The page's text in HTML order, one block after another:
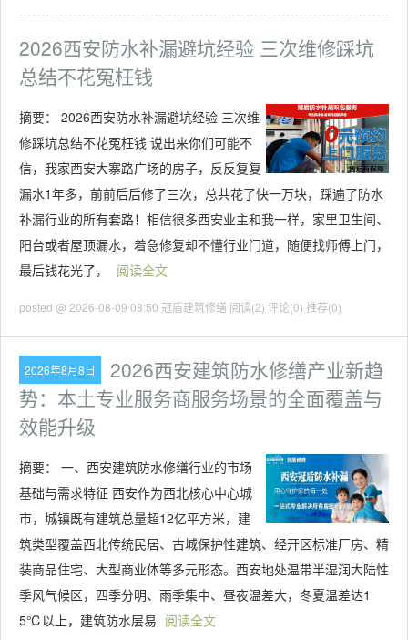
2026西安防水补漏避坑经验 三次维修踩坑
总结不花冤枉钱
摘要： 2026西安防水补漏避坑经验 三次维
修踩坑总结不花冤枉钱 说出来你们可能不
信，我家西安大寨路广场的房子，反反复复
漏水1年多，前前后后修了三次，总共花了快一万块，踩遍了防水
补漏行业的所有套路！相信很多西安业主和我一样，家里卫生间、
阳台或者屋顶漏水，着急修复却不懂行业门道，随便找师傅上门，
最后钱花光了，
阅读全文
posted @ 2026-08-09 08:50 冠盾建筑修缮 阅读(2) 评论(0) 推荐(0)
2026年8月8日
2026西安建筑防水修缮产业新趋
势：本土专业服务商服务场景的全面覆盖与
效能升级
摘要： 一、西安建筑防水修缮行业的市场
基础与需求特征 西安作为西北核心中心城
市，城镇既有建筑总量超12亿平方米，建
筑类型覆盖西北传统民居、古城保护性建筑、经开区标准厂房、精
装商品住宅、大型商业体等多元形态。西安地处温带半湿润大陆性
季风气候区，四季分明、雨季集中、昼夜温差大，冬夏温差达1
5℃以上，建筑防水层易 阅读全文